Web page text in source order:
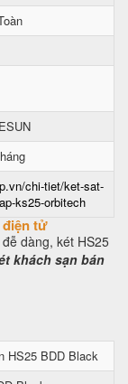
chi-tiet/ket-sat-
ks25-orbitech
điện tử
dàng, két HS25
khách sạn bán
HS25 BDD Black